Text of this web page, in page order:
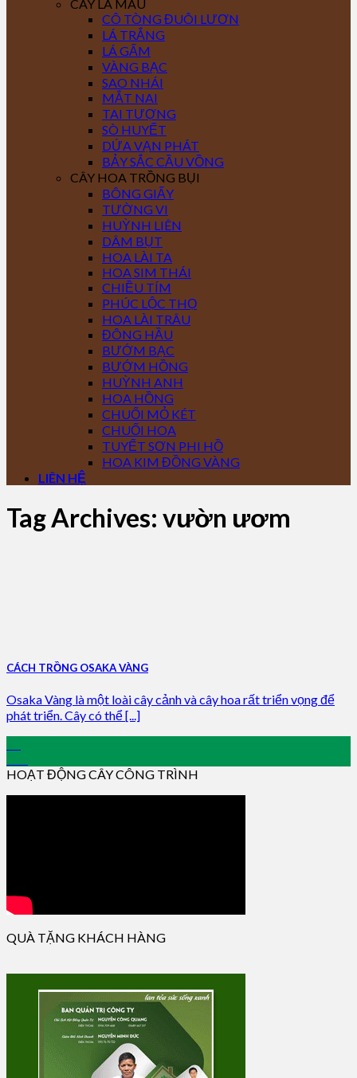
CÂY LÁ MÀU
CÔ TÒNG ĐUÔI LƯƠN
LÁ TRẮNG
LÁ GẤM
VÀNG BẠC
SAO NHÁI
MẮT NAI
TAI TƯỢNG
SÒ HUYẾT
DỨA VẠN PHÁT
BẢY SẮC CẦU VỒNG
CÂY HOA TRỒNG BỤI
BÔNG GIẤY
TƯỜNG VI
HUỲNH LIÊN
DÂM BỤT
HOA LÀI TA
HOA SIM THÁI
CHIỀU TÍM
PHÚC LỘC THỌ
HOA LÀI TRÂU
ĐÔNG HẦU
BƯỚM BẠC
BƯỚM HỒNG
HUỲNH ANH
HOA HỒNG
CHUỐI MỎ KÉT
CHUỐI HOA
TUYẾT SƠN PHI HỒ
HOA KIM ĐỒNG VÀNG
LIÊN HỆ
Tag Archives: vườn ươm
CÁCH TRỒNG OSAKA VÀNG
Osaka Vàng là một loài cây cảnh và cây hoa rất triển vọng để
phát triển. Cây có thể [...]
HOẠT ĐỘNG CÂY CÔNG TRÌNH
QUÀ TẶNG KHÁCH HÀNG